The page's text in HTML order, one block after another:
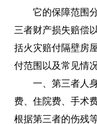
它的保障范围
三者财产损失赔偿
括火灾赔付隔壁房
付范围以及常见情
一、第三者人
费、住院费、手术
根据第三者的伤残